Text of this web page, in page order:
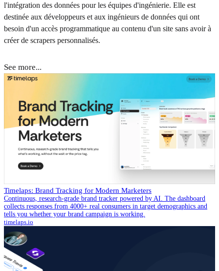
l'intégration des données pour les équipes d'ingénierie. Elle est
destinée aux développeurs et aux ingénieurs de données qui ont
besoin d'un accès programmatique au contenu d'un site sans avoir à
créer de scrapers personnalisés.
See more...
Timelaps: Brand Tracking for Modern Marketers
Continuous, research-grade brand tracker powered by AI. The dashboard
collects responses from 4000+ real consumers in target demographics and
tells you whether your brand campaign is working.
timelaps.io